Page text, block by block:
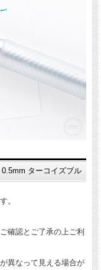
ターコイズブル
。
確認とご了承の上ご利
異なって見える場合が